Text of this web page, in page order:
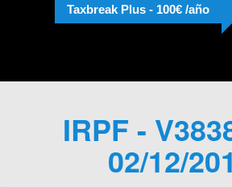
Taxbreak Plus - 100€ /año
IRPF -
02/12/